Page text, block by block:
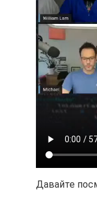
Давайте